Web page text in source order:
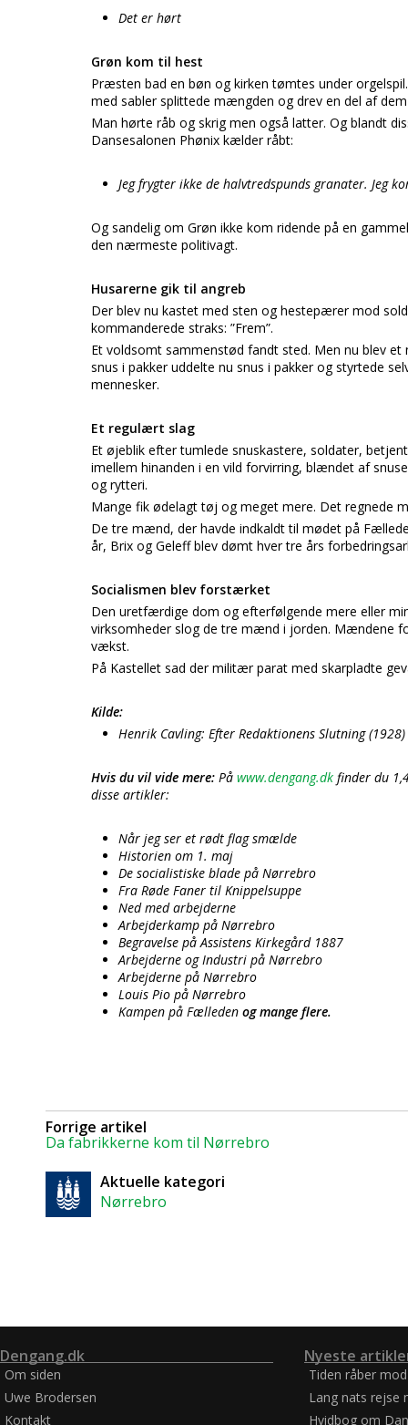
Det er hørt
Grøn kom til hest
Præsten bad en bøn og kirken tømtes under
med sabler splittede mængden og drev en del af
Man hørte råb og skrig men også latter. Og blandt
Dansesalonen Phønix kælder råbt:
Jeg frygter ikke de halvtredspunds granater. Jeg
Og sandelig om Grøn ikke kom ridende på en
den nærmeste politivagt.
Husarerne gik til angreb
Der blev nu kastet med sten og hestepærer mod
kommanderede straks: ”Frem”.
Et voldsomt sammenstød fandt sted. Men nu blev
snus i pakker uddelte nu snus i pakker og styrtede
mennesker.
Et regulært slag
Et øjeblik efter tumlede snuskastere, soldater,
imellem hinanden i en vild forvirring, blændet af
og rytteri.
Mange fik ødelagt tøj og meget mere. Det regnede
De tre mænd, der havde indkaldt til mødet på
år, Brix og Geleff blev dømt hver tre års
Socialismen blev forstærket
Den uretfærdige dom og efterfølgende mere eller
virksomheder slog de tre mænd i jorden. Mændene
vækst.
På Kastellet sad der militær parat med skarpladte
Kilde:
Henrik Cavling: Efter Redaktionens Slutning (1928)
Hvis du vil vide mere: På www.dengang.dk finder du
disse artikler:
Når jeg ser et rødt flag smælde
Historien om 1. maj
De socialistiske blade på Nørrebro
Fra Røde Faner til Knippelsuppe
Ned med arbejderne
Arbejderkamp på Nørrebro
Begravelse på Assistens Kirkegård 1887
Arbejderne og Industri på Nørrebro
Arbejderne på Nørrebro
Louis Pio på Nørrebro
Kampen på Fælleden og mange flere.
Forrige artikel
Da fabrikkerne kom til Nørrebro
Aktuelle kategori
Nørrebro
Dengang.dk
Om siden
Uwe Brodersen
Kontakt
Nyeste
Tiden råber
Lang nats rejse
Hvidbog om